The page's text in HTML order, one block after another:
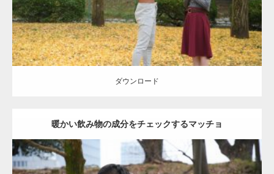
ダウンロード
暖かい飲み物の成分をチェックするマッチョ